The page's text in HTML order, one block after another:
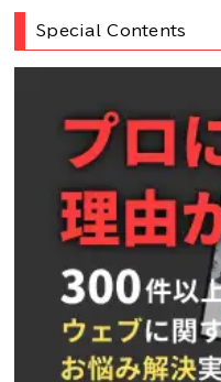
Special Contents